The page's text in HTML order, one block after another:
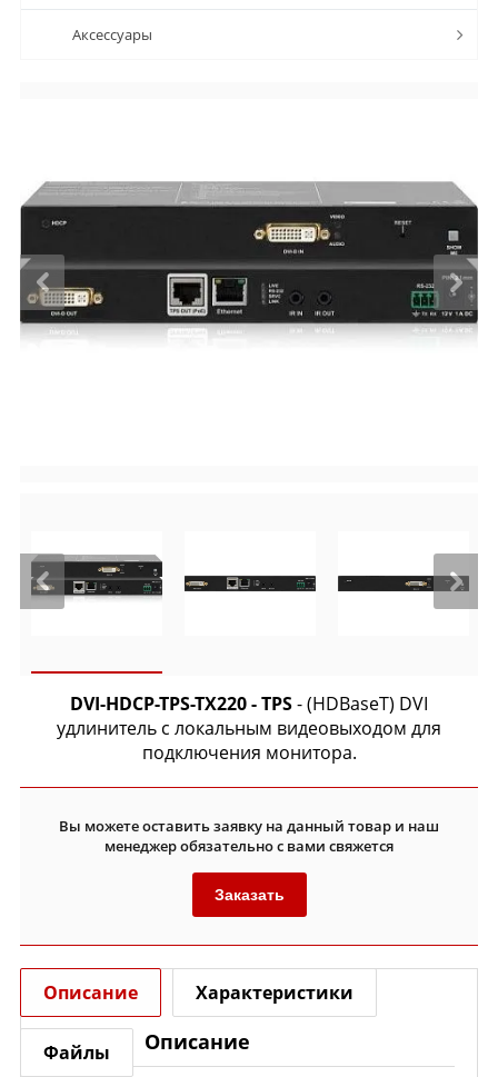
Аксессуары
DVI-HDCP-TPS-TX220 - TPS- (HDBaseT) DVI
удлинитель с локальным видеовыходом для
подключения монитора.
Вы можете оставить заявку на данный товар и наш
менеджер обязательно с вами свяжется
Заказать
Описание Характеристики
Файлы Описание